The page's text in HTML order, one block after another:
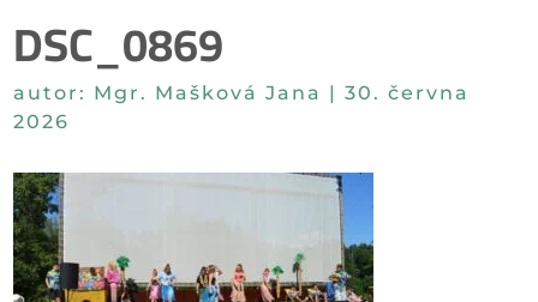
DSC_0869
autor: Mgr. Mašková Jana |30. června
2026